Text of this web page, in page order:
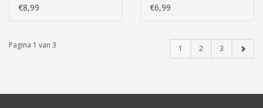
€8,99
€6,99
Pagina 1 van 3 1 2 3